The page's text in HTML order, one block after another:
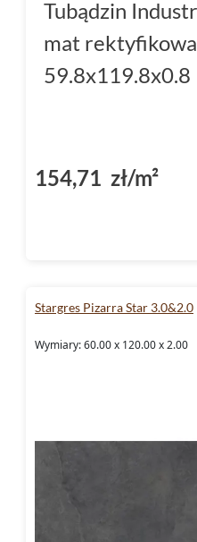
Tubądzin
mat
59.8x119.8x0.8
154,71 zł/m²
Stargres Pizarra Star 3.0&2.0
Wymiary: 60.00 x 120.00 x 2.00